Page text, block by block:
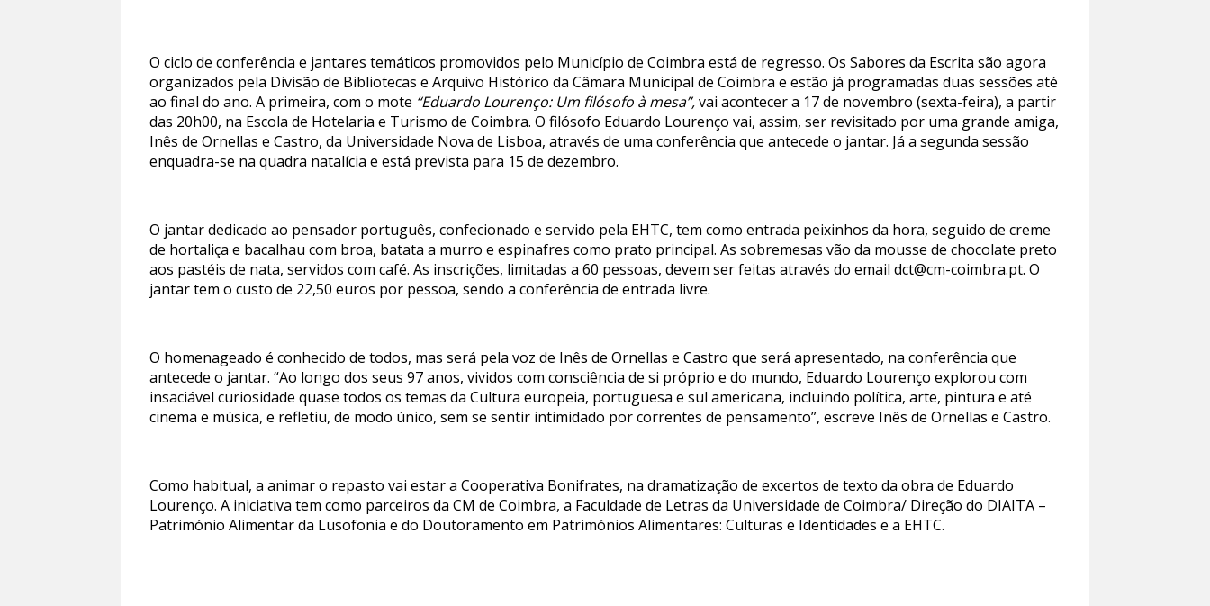
O ciclo de conferência e jantares temáticos promovidos pelo Município de Coimbra está de regresso. Os Sabores da Escrita são agora
organizados pela Divisão de Bibliotecas e Arquivo Histórico da Câmara Municipal de Coimbra e estão já programadas duas sessões até
ao final do ano. A primeira, com o mote “Eduardo Lourenço: Um filósofo à mesa”,vai acontecer a 17 de novembro (sexta-feira), a partir
das 20h00, na Escola de Hotelaria e Turismo de Coimbra. O filósofo Eduardo Lourenço vai, assim, ser revisitado por uma grande amiga,
Inês de Ornellas e Castro, da Universidade Nova de Lisboa, através de uma conferência que antecede o jantar. Já a segunda sessão
enquadra-se na quadra natalícia e está prevista para 15 de dezembro.
O jantar dedicado ao pensador português, confecionado e servido pela EHTC, tem como entrada peixinhos da hora, seguido de creme
de hortaliça e bacalhau com broa, batata a murro e espinafres como prato principal. As sobremesas vão da mousse de chocolate preto
aos pastéis de nata, servidos com café. As inscrições, limitadas a 60 pessoas, devem ser feitas através do emaildct@cm-coimbra.pt. O
jantar tem o custo de 22,50 euros por pessoa, sendo a conferência de entrada livre.
O homenageado é conhecido de todos, mas será pela voz de Inês de Ornellas e Castro que será apresentado, na conferência que
antecede o jantar. “Ao longo dos seus 97 anos, vividos com consciência de si próprio e do mundo, Eduardo Lourenço explorou com
insaciável curiosidade quase todos os temas da Cultura europeia, portuguesa e sul americana, incluindo política, arte, pintura e até
cinema e música, e refletiu, de modo único, sem se sentir intimidado por correntes de pensamento”, escreve Inês de Ornellas e Castro.
Como habitual, a animar o repasto vai estar a Cooperativa Bonifrates, na dramatização de excertos de texto da obra de Eduardo
Lourenço. A iniciativa tem como parceiros da CM de Coimbra, a Faculdade de Letras da Universidade de Coimbra/ Direção do DIAITA –
Património Alimentar da Lusofonia e do Doutoramento em Patrimónios Alimentares: Culturas e Identidades e a EHTC.